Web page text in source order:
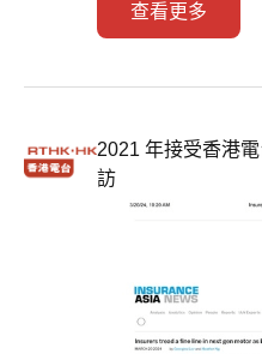
查看更多
2021 年接受香港
訪